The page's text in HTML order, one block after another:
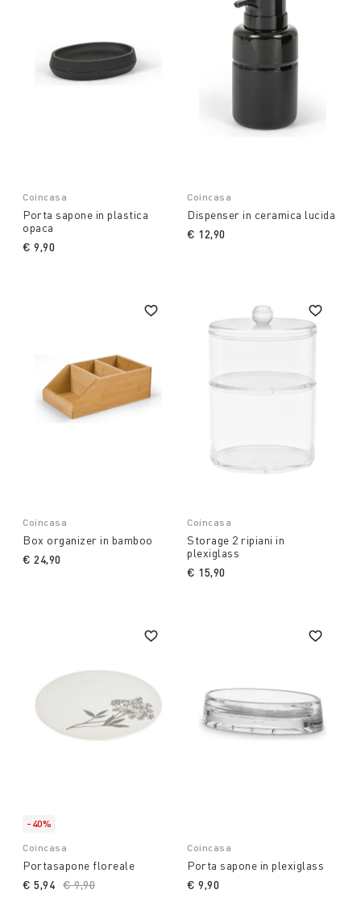
Coincasa
Porta sapone in plastica
opaca
€ 9,90
Coincasa
Dispenser in ceramica lucida
€ 12,90
Coincasa
Box organizer in bamboo
€ 24,90
Coincasa
Storage 2 ripiani in
plexiglass
€ 15,90
-40%
Coincasa
Portasapone floreale
Price reduced from
€ 9,90
€ 5,94
Coincasa
Porta sapone in plexiglass
€ 9,90